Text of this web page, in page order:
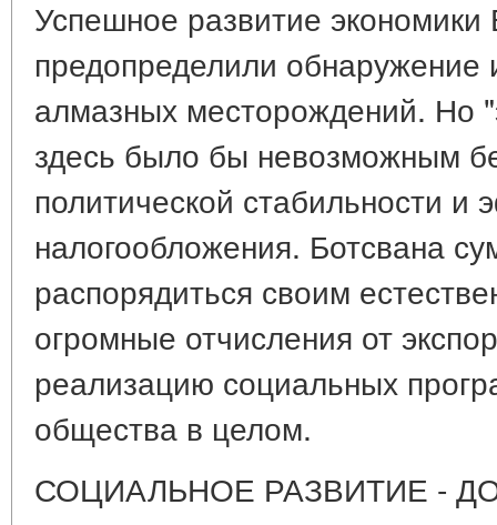
Успешное развитие
предопределили обнаружение
алмазных месторождений. Но
здесь было бы невозможным
политической стабильности и
налогообложения. Ботсвана
распорядиться своим
огромные отчисления от
реализацию социальных
общества в целом.
СОЦИАЛЬНОЕ РАЗВИТИЕ -